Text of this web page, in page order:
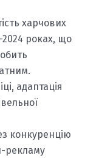
харчових
2024 роках, що
адаптація
конкуренцію
рекламу